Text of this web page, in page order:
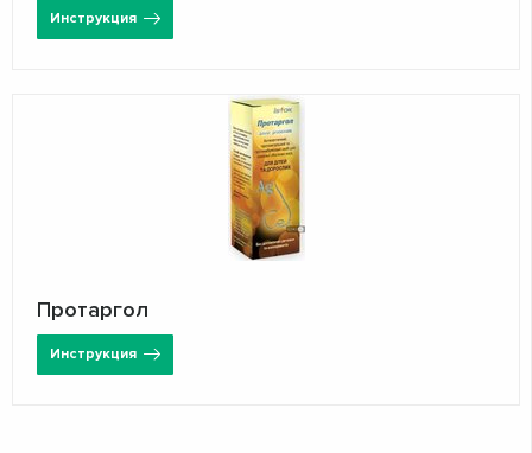
Инструкция
Протаргол
Инструкция